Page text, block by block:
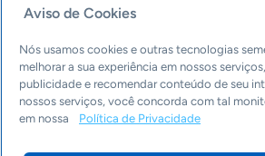
Economia & Política
Inovação & Tecnologia
Cultura empreendedora
Dados
Arquivo
Aviso de Cookies
Nós usamos cookies e outras tecnologias
melhorar a sua experiência em nossos
publicidade e recomendar conteúdo de seu
nossos serviços, você concorda com tal
em nossa
Política de Privacidade